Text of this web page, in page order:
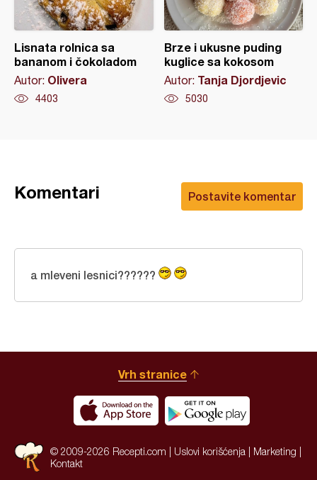
Lisnata rolnica sa
bananom i čokoladom
Autor: Olivera
4403
Brze i ukusne puding
kuglice sa kokosom
Autor: Tanja Djordjevic
5030
Postavite komentar
Komentari
a mleveni lesnici??????
Vrh stranice
© 2009-2026 Recepti.com | Uslovi korišćenja Marketing
Kontakt